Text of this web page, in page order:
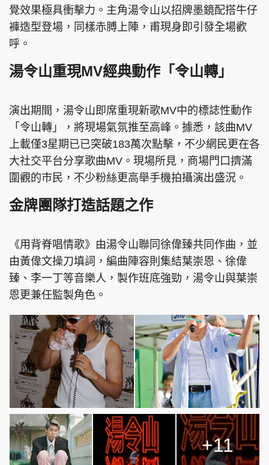
聯絡我們
隱私政策聲明
版權及免責聲明
©Eastweek.com.hk. All rights reserved.
覺效果極具衝擊力。主角湯令山以招牌墨鏡配搭牛仔
褲造型登場，同樣赤膊上陣，甫現身即引發全場歡
呼。
湯令山重現MV經典動作「令山轉」
演出期間，湯令山即席重現新歌MV中的標誌性動作
「令山轉」，將現場氣氛推至高峰。據悉，該曲MV
上載僅3星期已已突破183萬次點擊，不少網民更在各
大社交平台分享歌曲MV。現場所見，商場門口擠滿
圍觀的巿民，不少粉絲更高舉手機拍攝演出盛況。
金牌團隊打造話題之作
《用背脊唱情歌》由湯令山聯同徐偉臻共同作曲，並
由黃偉文操刀填詞，編曲陣容則集結葉崇恩、徐偉
臻、李一丁等音樂人，製作班底強勁，湯令山與葉崇
恩更兼任監製角色。
+11